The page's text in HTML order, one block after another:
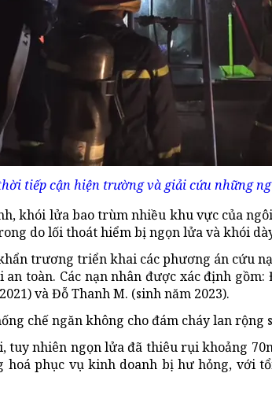
tiếp cận hiện trường và giải cứu những
khói lửa bao trùm nhiều khu vực của
do lối thoát hiểm bị ngọn lửa và khói
trương triển khai các phương án cứu
toàn. Các nạn nhân được xác định gồm:
và Đỗ Thanh M. (sinh năm 2023).
chế ngăn không cho đám cháy lan rộng
tuy nhiên ngọn lửa đã thiêu rụi khoảng
hoá phục vụ kinh doanh bị hư hỏng, với